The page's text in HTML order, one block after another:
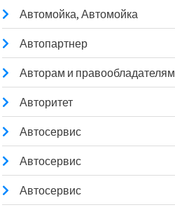
Автомойка, Автомойка
Автопартнер
Авторам и правообладателям
Авторитет
Автосервис
Автосервис
Автосервис